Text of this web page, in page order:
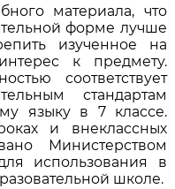
материала, что
форме лучше
изученное на
к предмету.
соответствует
стандартам
языку в 7 классе.
и внеклассных
Министерством
использования в
школе.